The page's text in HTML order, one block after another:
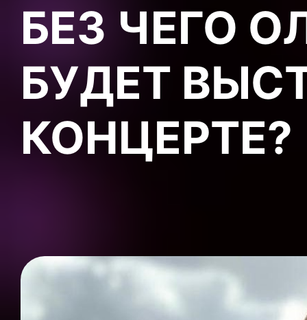
БЕЗ ЧЕГО
БУДЕТ
КОНЦЕРТЕ?